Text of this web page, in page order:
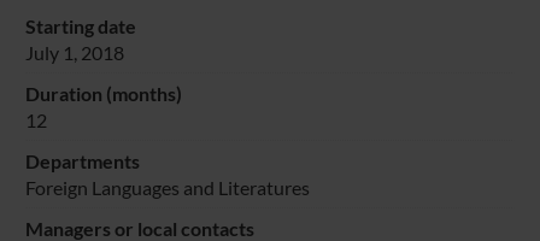
Starting date
July 1, 2018
Duration (months)
12
Departments
Foreign Languages and Literatures
Managers or local contacts